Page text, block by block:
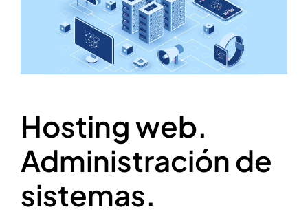
Hosting web.
Administración de
sistemas.